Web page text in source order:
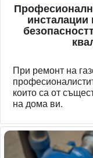
При ремонт на
които са от
на дома ви.